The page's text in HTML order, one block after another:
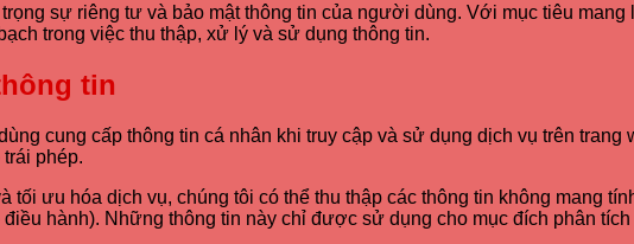
sự riêng tư và bảo mật thông tin của người dùng. Với mục tiêu
trong việc thu thập, xử lý và sử dụng thông tin.
tin
cung cấp thông tin cá nhân khi truy cập và sử dụng dịch vụ trên
phép.
tối ưu hóa dịch vụ, chúng tôi có thể thu thập các thông tin không mang
điều hành). Những thông tin này chỉ được sử dụng cho mục đích phân